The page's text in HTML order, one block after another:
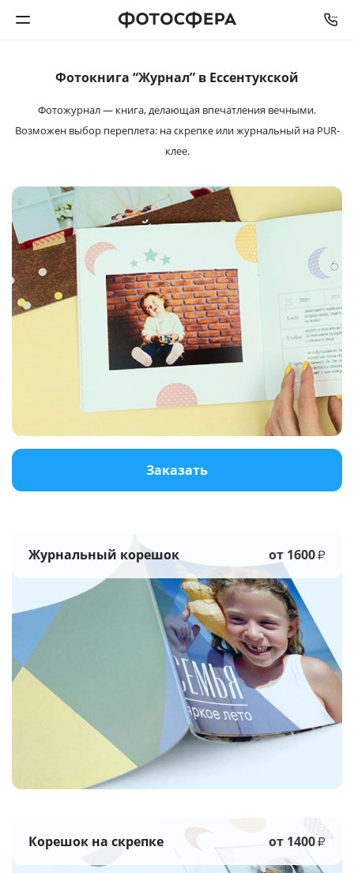
Печать фото
Интерьерная печать
Фотоподарки
Багетная мастерская
Фотокнига “Журнал” в Ессентукской
Фотожурнал — книга, делающая впечатления вечными.
Возможен выбор переплета: наскрепке или журнальный на PUR-
клее.
Заказать
Журнальный корешок от 1600₽
Корешок на скрепке от 1400₽